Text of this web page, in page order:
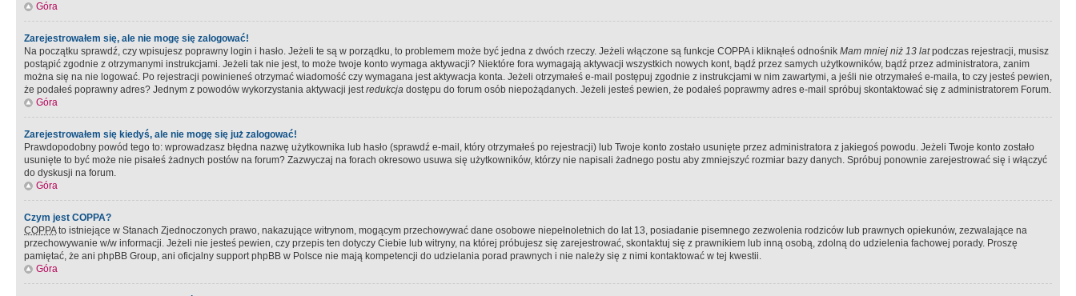
Góra
Zarejestrowałem się, ale nie mogę się zalogować!
Na początku sprawdź, czy wpisujesz poprawny login i hasło. Jeżeli te są w porządku, to problemem może być jedna z dwóch rzeczy. Jeżeli włączone są funkcje COPPA i kliknąłeś odnośnik Mam mniej niż 13 latpodczas rejestracji, musisz
postąpić zgodnie z otrzymanymi instrukcjami. Jeżeli tak nie jest, to może twoje konto wymaga aktywacji? Niektóre fora wymagają aktywacji wszystkich nowych kont, bądź przez samych użytkowników, bądź przez administratora, zanim
można się na nie logować. Po rejestracji powinieneś otrzymać wiadomość czy wymagana jest aktywacja konta. Jeżeli otrzymałeś e-mail postępuj zgodnie z instrukcjami w nim zawartymi, a jeśli nie otrzymałeś e-maila, to czy jesteś pewien,
że podałeś poprawny adres? Jednym z powodów wykorzystania aktywacji jestredukcja dostępu do forum osób niepożądanych. Jeżeli jesteś pewien, że podałeś poprawmy adres e-mail spróbuj skontaktować się z administratorem Forum.
Góra
Zarejestrowałem się kiedyś, ale nie mogę się już zalogować!
Prawdopodobny powód tego to: wprowadzasz błędna nazwę użytkownika lub hasło (sprawdź e-mail, który otrzymałeś po rejestracji) lub Twoje konto zostało usunięte przez administratora z jakiegoś powodu. Jeżeli Twoje konto zostało
usunięte to być może nie pisałeś żadnych postów na forum? Zazwyczaj na forach okresowo usuwa się użytkowników, którzy nie napisali żadnego postu aby zmniejszyć rozmiar bazy danych. Spróbuj ponownie zarejestrować się i włączyć
do dyskusji na forum.
Góra
Czym jest COPPA?
COPPAto istniejące w Stanach Zjednoczonych prawo, nakazujące witrynom, mogącym przechowywać dane osobowe niepełnoletnich do lat 13, posiadanie pisemnego zezwolenia rodziców lub prawnych opiekunów, zezwalające na
przechowywanie w/w informacji. Jeżeli nie jesteś pewien, czy przepis ten dotyczy Ciebie lub witryny, na której próbujesz się zarejestrować, skontaktuj się z prawnikiem lub inną osobą, zdolną do udzielenia fachowej porady. Proszę
pamiętać, że ani phpBB Group, ani oficjalny support phpBB w Polsce nie mają kompetencji do udzielania porad prawnych i nie należy się z nimi kontaktować w tej kwestii.
Góra